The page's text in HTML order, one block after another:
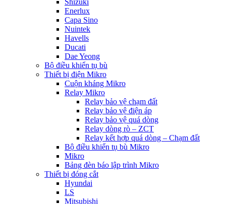
Shizuki
Enerlux
Capa Sino
Nuintek
Havells
Ducati
Dae Yeong
Bộ điều khiển tụ bù
Thiết bị điện Mikro
Cuộn kháng Mikro
Relay Mikro
Relay bảo vệ chạm đất
Relay bảo vệ điện áp
Relay bảo vệ quá dòng
Relay dòng rò – ZCT
Relay kết hợp quá dòng – Chạm đất
Bộ điều khiển tụ bù Mikro
Mikro
Bảng đèn báo lập trình Mikro
Thiết bị đóng cắt
Hyundai
LS
Mitsubishi